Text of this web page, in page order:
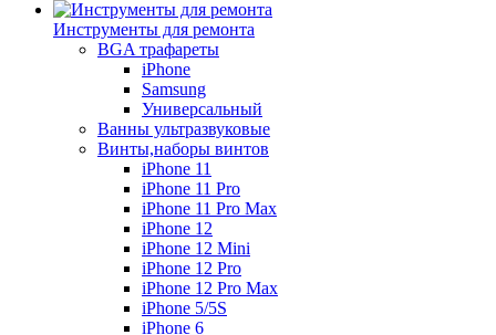
Инструменты для ремонта
BGA трафареты
iPhone
Samsung
Универсальный
Ванны ультразвуковые
Винты,наборы винтов
iPhone 11
iPhone 11 Pro
iPhone 11 Pro Max
iPhone 12
iPhone 12 Mini
iPhone 12 Pro
iPhone 12 Pro Max
iPhone 5/5S
iPhone 6